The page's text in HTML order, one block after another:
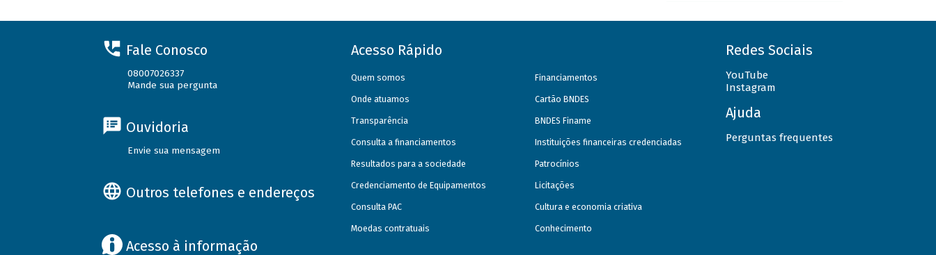
Fale Conosco
08007026337
Mande sua pergunta
Ouvidoria
Envie sua mensagem
Outros telefones e endereços
Acesso à informação
Acesso Rápido
Quem somos
Onde atuamos
Transparência
Consulta a financiamentos
Resultados para a sociedade
Credenciamento de Equipamentos
Consulta PAC
Moedas contratuais
Financiamentos
Cartão BNDES
BNDES Finame
Instituições financeiras credenciadas
Patrocínios
Licitações
Cultura e economia criativa
Conhecimento
Redes Sociais
YouTube
Instagram
Ajuda
Perguntas frequentes